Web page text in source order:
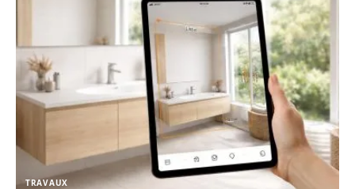
TRAVAUX